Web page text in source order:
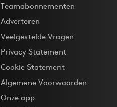
Teamabonnementen
Adverteren
Veelgestelde Vragen
Privacy Statement
Cookie Statement
Algemene Voorwaarden
Onze app